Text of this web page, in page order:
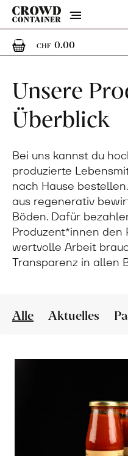
Menu
CHF 0.000 Artikel
Unsere
Überblick
Bei uns kannst du
produzierte
nach Hause
aus regenerativ
Böden. Dafür
Produzent*innen den
wertvolle Arbeit
Transparenz in allen
Alle Aktuelles